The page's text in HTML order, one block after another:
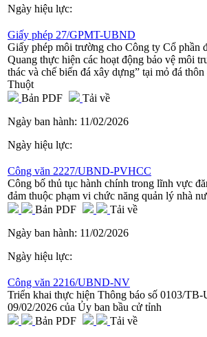
Ngày hiệu lực:
Giấy phép 27/GPMT-UBND
Giấy phép môi trường cho Công ty Cổ phần
Quang thực hiện các hoạt động bảo vệ môi
thác và chế biến đá xây dựng” tại mỏ đá
Thuột
Bản PDF
Tải về
Ngày ban hành: 11/02/2026
Ngày hiệu lực:
Công văn 2227/UBND-PVHCC
Công bố thủ tục hành chính trong lĩnh vực
đảm thuộc phạm vi chức năng quản lý nhà
Bản PDF
Tải về
Ngày ban hành: 11/02/2026
Ngày hiệu lực:
Công văn 2216/UBND-NV
Triển khai thực hiện Thông báo số 0103/
09/02/2026 của Ủy ban bầu cử tỉnh
Bản PDF
Tải về